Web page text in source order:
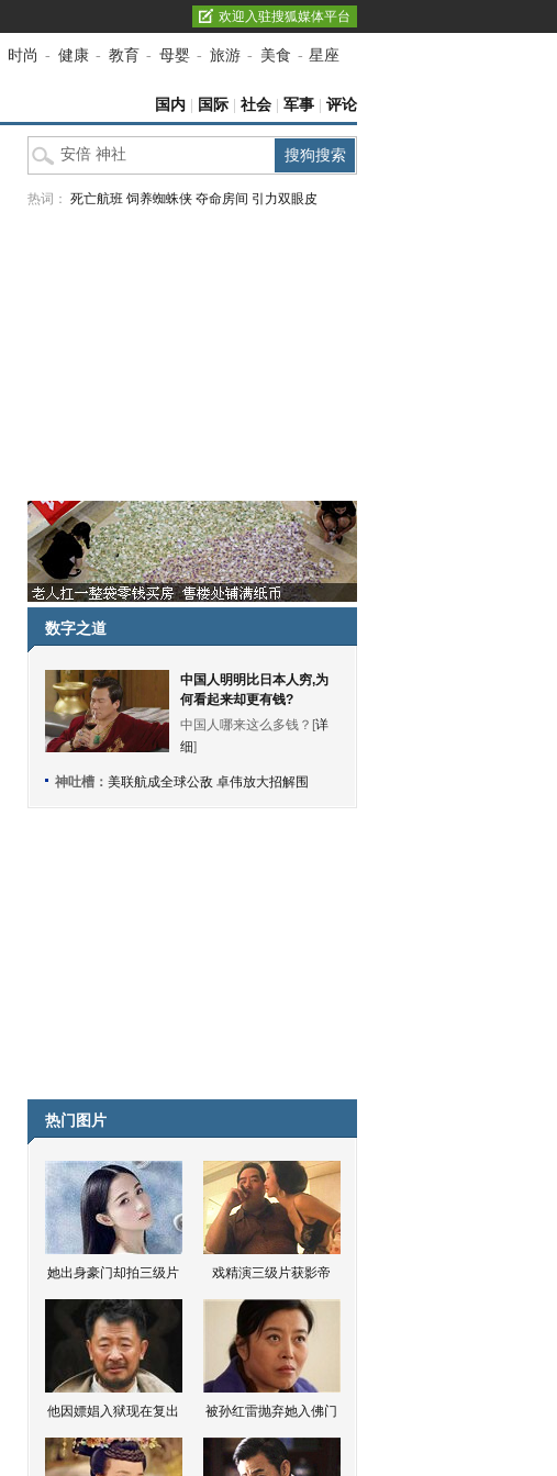
欢迎入驻搜狐媒体平台
时尚 - 健康 - 教育 - 母婴 - 旅游 - 美食 - 星座
国内 国际 社会 军事 评论
热词： 死亡航班 饲养蜘蛛侠 夺命房间 引力双眼皮
数字之道
中国人明明比日本人穷,为
何看起来却更有钱?
中国人哪来这么多钱？[详
细]
神吐槽： 美联航成全球公敌 卓伟放大招解围
热门图片
她出身豪门却拍三级片 戏精演三级片获影帝
他因嫖娼入狱现在复出 被孙红雷抛弃她入佛门